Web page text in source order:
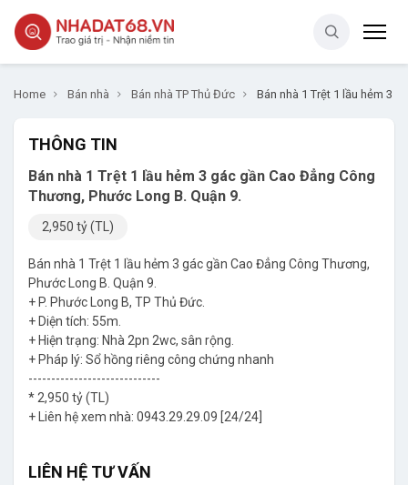
Home Bán nhà Bán nhà TP Thủ Đức Bán nhà 1 Trệt 1 lầu hẻm 3
THÔNG TIN
Bán nhà 1 Trệt 1 lầu hẻm 3 gác gần Cao Đẳng Công
Thương, Phước Long B. Quận 9.
2,950 tỷ (TL)
Bán nhà 1 Trệt 1 lầu hẻm 3 gác gần Cao Đẳng Công Thương,
Phước Long B. Quận 9.
+ P. Phước Long B, TP Thủ Đức.
+ Diện tích: 55m.
+ Hiện trạng: Nhà 2pn 2wc, sân rộng.
+ Pháp lý: Sổ hồng riêng công chứng nhanh
-----------------------------
* 2,950 tỷ (TL)
+ Liên hệ xem nhà: 0943.29.29.09 [24/24]
LIÊN HỆ TƯ VẤN